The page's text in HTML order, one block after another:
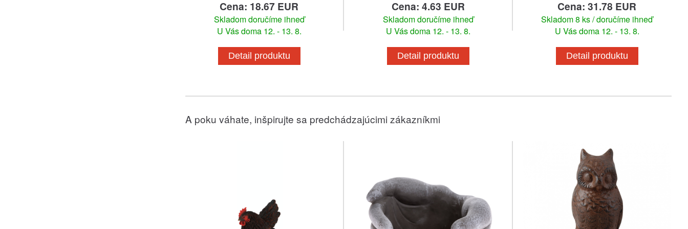
Cena: 18.67 EUR
Skladom doručíme ihneď
U Vás doma 12. - 13. 8.
Detail produktu
Cena: 4.63 EUR
Skladom doručíme ihneď
U Vás doma 12. - 13. 8.
Detail produktu
Cena: 31.78 EUR
Skladom 8 ks / doručíme ihneď
U Vás doma 12. - 13. 8.
Detail produktu
A poku váhate, inšpirujte sa predchádzajúcimi zákazníkmi